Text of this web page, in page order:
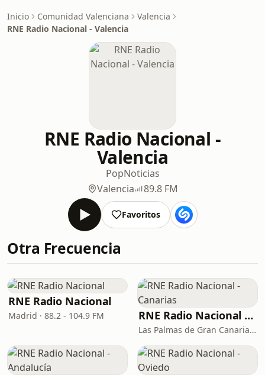
Inicio Comunidad Valenciana
Valencia
RNE Radio Nacional - Valencia
RNE Radio Nacional -
Valencia
PopNoticias
Valencia
89.8 FM
Favoritos
Otra Frecuencia
RNE Radio Nacional
Madrid · 88.2 - 104.9 FM RNE Radio Nacional - Canarias
Las Palmas de Gran Canaria · 92.8 FM